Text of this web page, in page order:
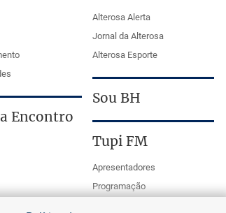
Encontro
Alterosa Alerta
Jornal da Alterosa
Alterosa Esporte
Sou BH
Tupi FM
Apresentadores
Programação